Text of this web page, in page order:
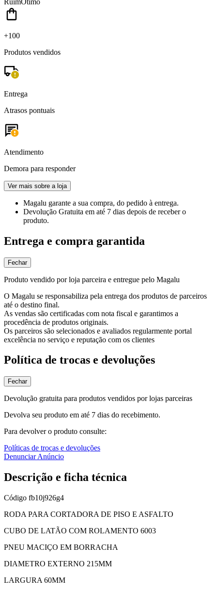
+100
Produtos vendidos
Entrega
Atrasos pontuais
Atendimento
Demora para responder
Ver mais sobre a loja
Magalu garante a sua compra, do pedido à entrega.
Devolução Gratuita em até 7 dias depois de receber o
produto.
Entrega e compra garantida
Fechar
Produto vendido por loja parceira e entregue pelo Magalu
O Magalu se responsabiliza pela entrega dos produtos de parceiros
até o destino final.
As vendas são certificadas com nota fiscal e garantimos a
procedência de produtos originais.
Os parceiros são selecionados e avaliados regularmente portal
excelência no serviço e reputação com os clientes
Política de trocas e devoluções
Fechar
Devolução gratuita para produtos vendidos por lojas parceiras
Devolva seu produto em até 7 dias do recebimento.
Para devolver o produto consulte:
Políticas de trocas e devoluções
Denunciar Anúncio
Descrição e ficha técnica
Código fb10j926g4
RODA PARA CORTADORA DE PISO E ASFALTO
CUBO DE LATÃO COM ROLAMENTO 6003
PNEU MACIÇO EM BORRACHA
DIAMETRO EXTERNO 215MM
LARGURA 60MM